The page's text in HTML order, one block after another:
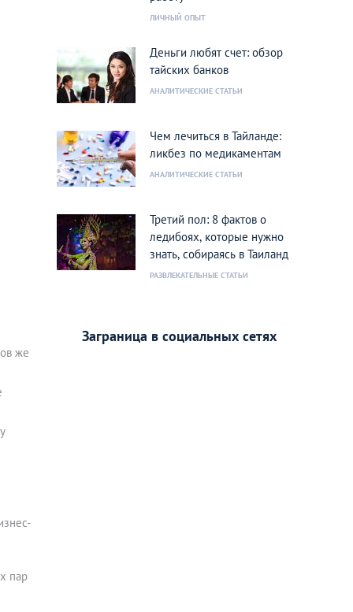
же
пар
ЛИЧНЫЙ ОПЫТ
Деньги любят счет: обзор
тайских банков
АНАЛИТИЧЕСКИЕ СТАТЬИ
Чем лечиться в Тайланде:
ликбез по медикаментам
АНАЛИТИЧЕСКИЕ СТАТЬИ
Третий пол: 8 фактов о
ледибоях, которые нужно
знать, собираясь в Таиланд
РАЗВЛЕКАТЕЛЬНЫЕ СТАТЬИ
Заграница в социальных сетях